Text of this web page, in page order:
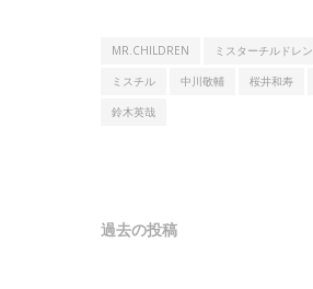
MR.CHILDREN
ミスターチルドレン
ミスチル
中川敬輔 桜井和寿
鈴木英哉
過去の投稿